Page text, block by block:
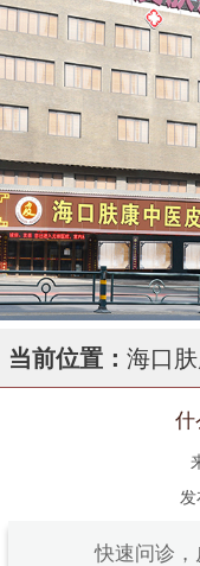
当前位置： 海口
什
快速问诊